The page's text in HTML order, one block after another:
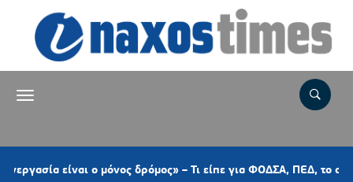
ο μόνος δρόμος» – Τι είπε για ΦΟΔΣΑ, ΠΕΔ, το αυτόφωρο και τη